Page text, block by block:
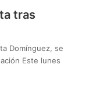
tras
Domínguez, se
Este lunes